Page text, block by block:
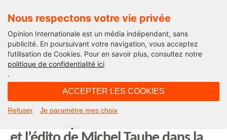
Nous respectons votre vie privée
Opinion Internationale est un média indépendant, sans
publicité. En poursuivant votre navigation, vous acceptez
l’utilisation de Cookies. Pour en savoir plus, consultez notre
politique de confidentialité ici
.
ACCEPTER LES COOKIES
Refuser Je paramètre mes choix
International
France is back ? La photo que vous